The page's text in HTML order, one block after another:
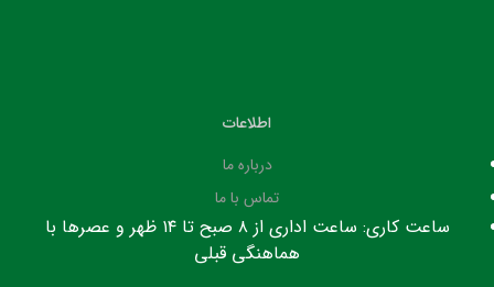
اطلاعات
درباره ما
تماس با ما
ساعت کاری: ساعت اداری از ۸ صبح تا ۱۴ ظهر و عصرها با
هماهنگی قبلی